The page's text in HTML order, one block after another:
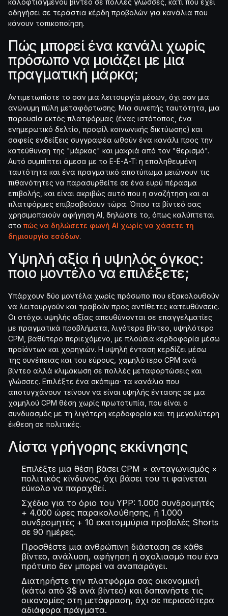
καλοφτιαγμένου βίντεο σε πολλές γλώσσες, κάτι που έχει
οδηγήσει σε τεράστια κέρδη προβολών για κανάλια που
κάνουν τοπικοποίηση.
Πώς μπορεί ένα κανάλι χωρίς
πρόσωπο να μοιάζει με μια
πραγματική μάρκα;
Αντιμετωπίστε το σαν μια λειτουργία μέσων, όχι σαν μια
ανώνυμη πύλη μεταφόρτωσης. Μια συνεπής ταυτότητα, μια
παρουσία εκτός πλατφόρμας (ένας ιστότοπος, ένα
ενημερωτικό δελτίο, προφίλ κοινωνικής δικτύωσης) και
σαφείς ενδείξεις συγγραφέα ωθούν ένα κανάλι προς την
κατεύθυνση της "μάρκας" και μακριά από τον "θερισμό".
Αυτό συμπίπτει άμεσα με το E-E-A-T: η επαληθευμένη
ταυτότητα και ένα πραγματικό αποτύπωμα μειώνουν τις
πιθανότητες να παρασυρθείτε σε ένα ευρύ πέρασμα
επιβολής, και είναι ακριβώς αυτό που η αναζήτηση και οι
πλατφόρμες επιβραβεύουν τώρα. Όπου τα βίντεό σας
χρησιμοποιούν αφήγηση AI, δηλώστε το, όπως καλύπτεται
στοπώς να δηλώσετε φωνή AI χωρίς να χάσετε τη
δημιουργία εσόδων.
Υψηλή αξία ή υψηλός όγκος:
ποιο μοντέλο να επιλέξετε;
Υπάρχουν δύο μοντέλα χωρίς πρόσωπο που εξακολουθούν
να λειτουργούν και τραβούν προς αντίθετες κατευθύνσεις.
Οι στόχοι υψηλής αξίας απευθύνονται σε επαγγελματίες
με πραγματικά προβλήματα, λιγότερα βίντεο, υψηλότερο
CPM, βαθύτερο περιεχόμενο, με πλούσια κερδοφορία μέσω
προϊόντων και χορηγιών. Η υψηλή ένταση κερδίζει μέσω
της συνέπειας και του εύρους, χαμηλότερο CPM ανά
βίντεο αλλά κλιμάκωση σε πολλές μεταφορτώσεις και
γλώσσες. Επιλέξτε ένα σκόπιμα· τα κανάλια που
αποτυγχάνουν τείνουν να είναι υψηλής έντασης σε μια
χαμηλού CPM θέση χωρίς πρωτοτυπία, που είναι ο
συνδυασμός με τη λιγότερη κερδοφορία και τη μεγαλύτερη
έκθεση σε πολιτικές.
Λίστα γρήγορης εκκίνησης
Επιλέξτε μια θέση βάσει CPM × ανταγωνισμός ×
πολιτικός κίνδυνος, όχι βάσει του τι φαίνεται
εύκολο να παραχθεί.
Σχέδιο για το όριο του YPP: 1.000 συνδρομητές
+ 4.000 ώρες παρακολούθησης, ή 1.000
συνδρομητές + 10 εκατομμύρια προβολές Shorts
σε 90 ημέρες.
Προσθέστε μια ανθρώπινη διάσταση σε κάθε
βίντεο, ανάλυση, αφήγηση ή σχολιασμό που ένα
πρότυπο δεν μπορεί να αναπαράγει.
Διατηρήστε την πλατφόρμα σας οικονομική
(κάτω από 3$ ανά βίντεο) και δαπανήστε τις
οικονομίες στη μετάφραση, όχι σε περισσότερα
αδιάφορα πράγματα.